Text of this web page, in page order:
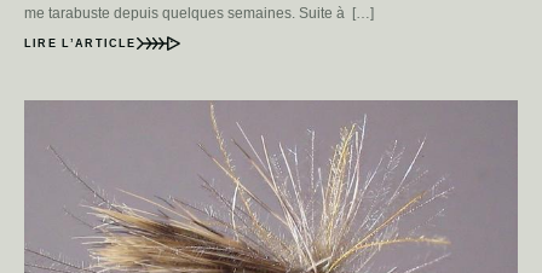
me tarabuste depuis quelques semaines. Suite à […]
LIRE L’ARTICLE